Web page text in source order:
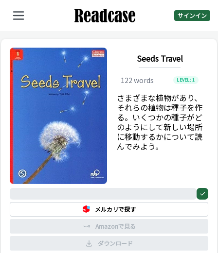
サインイン
Seeds Travel
122 words LEVEL:1
さまざまな植物があり、
それらの植物は種子を作
る。いくつかの種子がど
のようにして新しい場所
に移動するかについて読
んでみよう。
メルカリで探す
Amazonで見る
ダウンロード